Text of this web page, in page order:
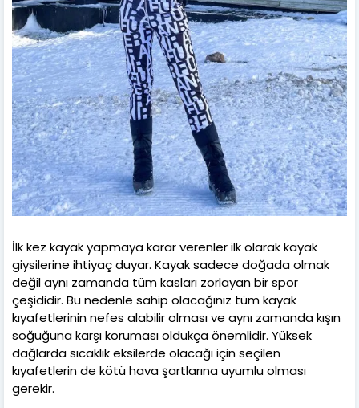
İlk kez kayak yapmaya karar verenler ilk olarak kayak
giysilerine ihtiyaç duyar. Kayak sadece doğada olmak
değil aynı zamanda tüm kasları zorlayan bir spor
çeşididir. Bu nedenle sahip olacağınız tüm kayak
kıyafetlerinin nefes alabilir olması ve aynı zamanda kışın
soğuğuna karşı koruması oldukça önemlidir. Yüksek
dağlarda sıcaklık eksilerde olacağı için seçilen
kıyafetlerin de kötü hava şartlarına uyumlu olması
gerekir.